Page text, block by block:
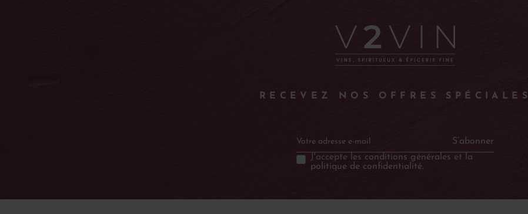
RECEVEZ NOS OFFRES SPÉCIALES
S’abonner
J'accepte les conditions générales et la
politique de confidentialité.